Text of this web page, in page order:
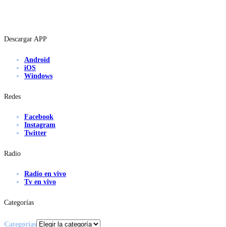
Descargar APP
Android
iOS
Windows
Redes
Facebook
Instagram
Twitter
Radio
Radio en vivo
Tv en vivo
Categorías
Categorías